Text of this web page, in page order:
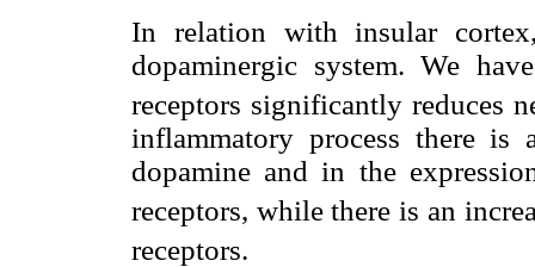
In relation with insular
dopaminergic system. We
receptors significantly reduces
inflammatory process there is
dopamine and in the
receptors, while there is an
receptors.